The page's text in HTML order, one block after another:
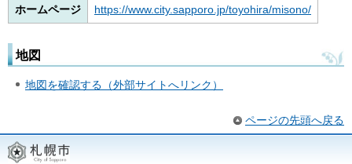
ホームページ https://www.city.sapporo.jp/toyohira/misono/
地図
地図を確認する（外部サイトへリンク）
ページの先頭へ戻る